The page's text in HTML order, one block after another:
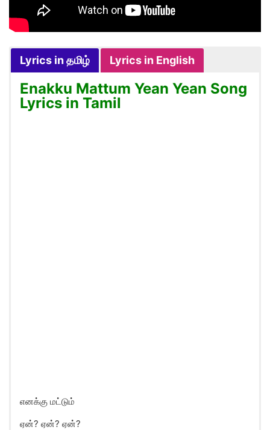
Lyrics in தமிழ் Lyrics in English
Enakku Mattum Yean Yean Song
Lyrics in Tamil
எனக்கு மட்டும்
ஏன்? ஏன்? ஏன்?